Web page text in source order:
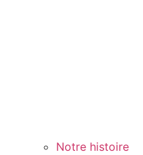
Notre histoire